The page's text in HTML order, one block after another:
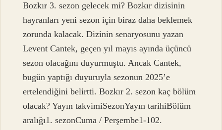
Bozkır 3. sezon gelecek mi? Bozkır dizisinin
hayranları yeni sezon için biraz daha beklemek
zorunda kalacak. Dizinin senaryosunu yazan
Levent Cantek, geçen yıl mayıs ayında üçüncü
sezon olacağını duyurmuştu. Ancak Cantek,
bugün yaptığı duyuruyla sezonun 2025’e
ertelendiğini belirtti. Bozkır 2. sezon kaç bölüm
olacak? Yayın takvimiSezonYayın tarihiBölüm
aralığı1. sezonCuma / Perşembe1-102.